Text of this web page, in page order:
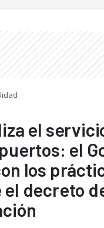
el
el
los
el decreto